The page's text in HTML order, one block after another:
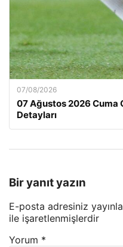
07/08/2026
07 Ağustos 2026 Cuma
Detayları
Bir yanıt yazın
E-posta adresiniz
ile işaretlenmişlerdir
Yorum *